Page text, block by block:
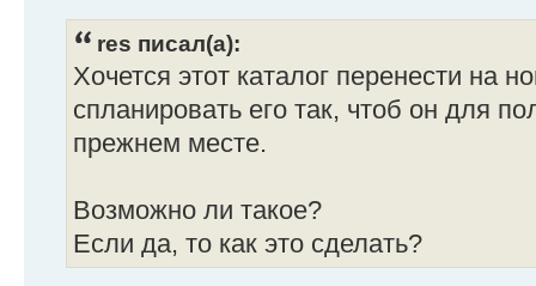
res писал(а):
Хочется этот каталог перенести на
спланировать его так, чтоб он для
прежнем месте.
Возможно ли такое?
Если да, то как это сделать?